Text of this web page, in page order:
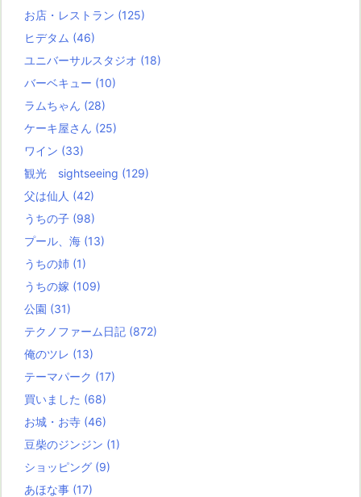
お店・レストラン (125)
ヒデタム (46)
ユニバーサルスタジオ (18)
バーベキュー (10)
ラムちゃん (28)
ケーキ屋さん (25)
ワイン (33)
観光 sightseeing (129)
父は仙人 (42)
うちの子 (98)
プール、海 (13)
うちの姉 (1)
うちの嫁 (109)
公園 (31)
テクノファーム日記 (872)
俺のツレ (13)
テーマパーク (17)
買いました (68)
お城・お寺 (46)
豆柴のジンジン (1)
ショッピング (9)
あほな事 (17)